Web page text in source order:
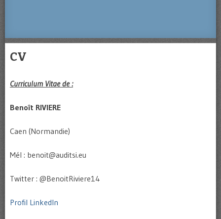
CV
Curriculum Vitae de :
Benoît RIVIERE
Caen (Normandie)
Mél : benoit@auditsi.eu
Twitter : @BenoitRiviere14
Profil LinkedIn